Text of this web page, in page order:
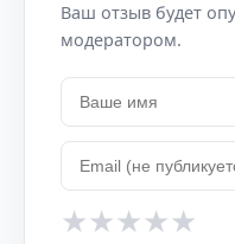
Ваш отзыв будет
модератором.
★
★
★
★
★